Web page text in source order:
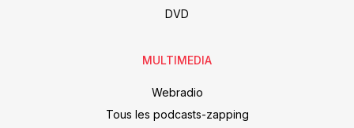
DVD
MULTIMEDIA
Webradio
Tous les podcasts-zapping